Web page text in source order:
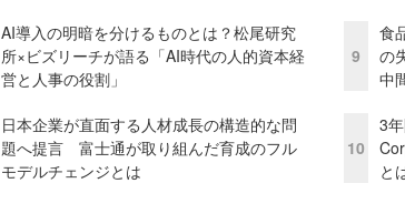
AI導入の明暗を分けるものとは？松尾研究
所×ビズリーチが語る「AI時代の人的資本経
営と人事の役割」
日本企業が直面する人材成長の構造的な問
題へ提言 富士通が取り組んだ育成のフル
モデルチェンジとは
9
食
の
中
10
3
と